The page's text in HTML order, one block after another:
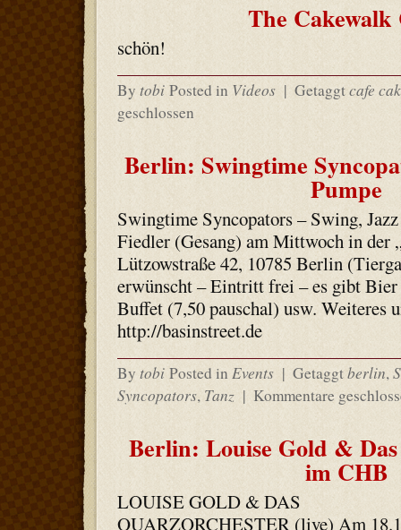
The Cakewalk
schön!
By tobi Posted in Videos | Getaggtcafe
geschlossen
Berlin: Swingtime
Pumpe
Swingtime Syncopators – Swing,
Fiedler (Gesang) am Mittwoch in der
Lützowstraße 42, 10785 Berlin
erwünscht – Eintritt frei – es gibt Bier
Buffet (7,50 pauschal) usw. Weiteres
http://basinstreet.de
By tobi Posted in Events | Getaggtberlin,
Syncopators, Tanz | Kommentare
Berlin: Louise Gold &
im CHB
LOUISE GOLD & DAS
QUARZORCHESTER (live) Am